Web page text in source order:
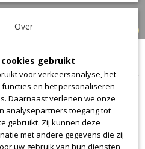
(0)
>Jazz 56
Over
gebruikt
voor verkeersanalyse, het
en het personaliseren
Daarnaast verlenen we onze
analysepartners toegang tot
gebruikt. Zij kunnen deze
met andere gegevens die zij
uw gebruik van hun diensten